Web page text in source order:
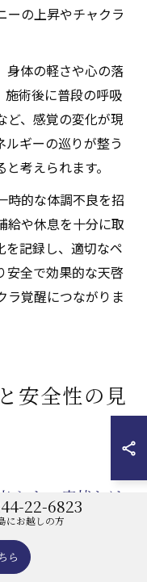
ーの上昇やチャクラ
身体の軽さや心の落
施術後に普段の呼吸
ど、感覚の変化が現
ギーの巡りが整う
考えられます。
時的な体調不良を招
給や休息を十分に取
を記録し、適切なペ
安全で効果的な天啓
ラ覚醒につながりま
安全性の見
やすい症状とは
化を感じることが
22-6823
にお越しの方
ら